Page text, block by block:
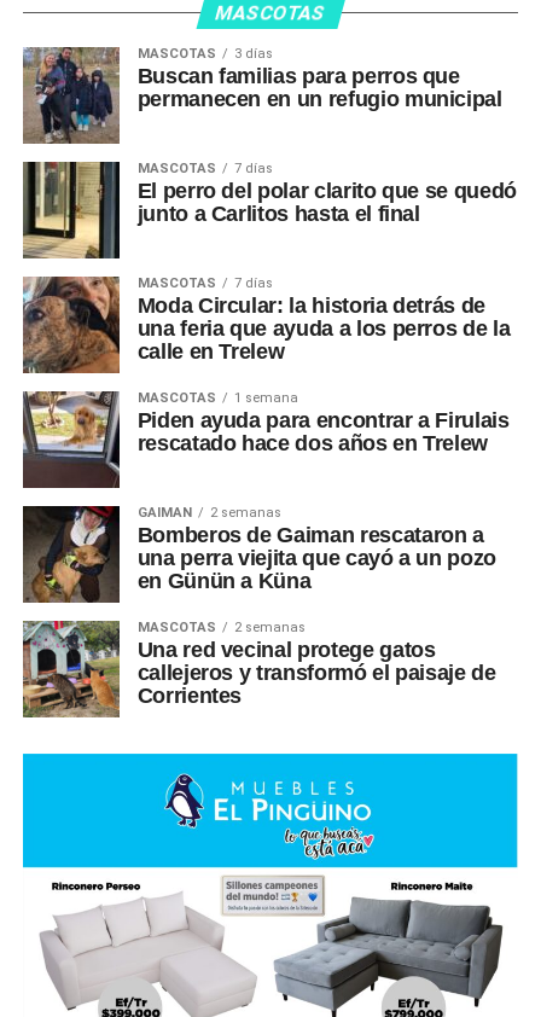
MASCOTAS
MASCOTAS 3 días
Buscan familias para perros que
permanecen en un refugio municipal
MASCOTAS 7 días
El perro del polar clarito que se quedó
junto a Carlitos hasta el final
MASCOTAS 7 días
Moda Circular: la historia detrás de
una feria que ayuda a los perros de la
calle en Trelew
MASCOTAS 1 semana
Piden ayuda para encontrar a Firulais
rescatado hace dos años en Trelew
GAIMAN 2 semanas
Bomberos de Gaiman rescataron a
una perra viejita que cayó a un pozo
en Günün a Küna
MASCOTAS 2 semanas
Una red vecinal protege gatos
callejeros y transformó el paisaje de
Corrientes